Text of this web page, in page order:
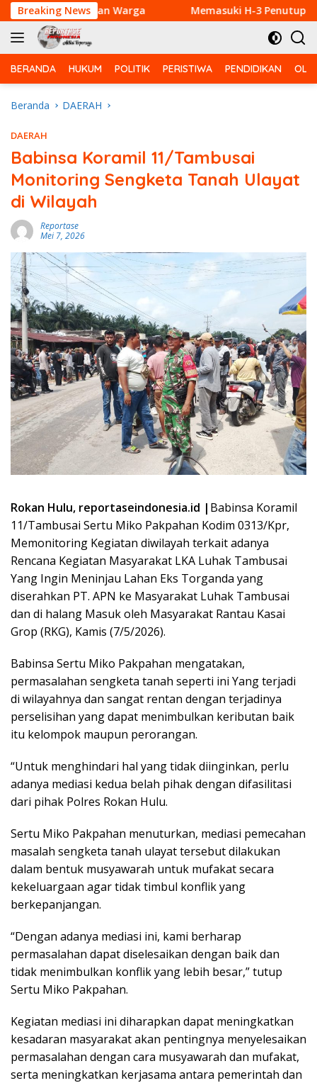
Langsung
ke
konten
Breaking News
dan Warga Memasuki H-3 Penutupan, Satgas
BERANDA HUKUM POLITIK PERISTIWA PENDIDIKAN
Beranda DAERAH
DAERAH
Babinsa Koramil 11/Tambusai
Monitoring Sengketa Tanah Ulayat
di Wilayah
Reportase
Mei 7, 2026
Rokan Hulu, reportaseindonesia.id | Babinsa Koramil
11/Tambusai Sertu Miko Pakpahan Kodim 0313/Kpr,
Memonitoring Kegiatan diwilayah terkait adanya
Rencana Kegiatan Masyarakat LKA Luhak Tambusai
Yang Ingin Meninjau Lahan Eks Torganda yang
diserahkan PT. APN ke Masyarakat Luhak Tambusai
dan di halang Masuk oleh Masyarakat Rantau Kasai
Grop (RKG), Kamis (7/5/2026).
Babinsa Sertu Miko Pakpahan mengatakan,
permasalahan sengketa tanah seperti ini Yang terjadi
di wilayahnya dan sangat rentan dengan terjadinya
perselisihan yang dapat menimbulkan keributan baik
itu kelompok maupun perorangan.
“Untuk menghindari hal yang tidak diinginkan, perlu
adanya mediasi kedua belah pihak dengan difasilitasi
dari pihak Polres Rokan Hulu.
Sertu Miko Pakpahan menuturkan, mediasi pemecahan
masalah sengketa tanah ulayat tersebut dilakukan
dalam bentuk musyawarah untuk mufakat secara
kekeluargaan agar tidak timbul konflik yang
berkepanjangan.
“Dengan adanya mediasi ini, kami berharap
permasalahan dapat diselesaikan dengan baik dan
tidak menimbulkan konflik yang lebih besar,” tutup
Sertu Miko Pakpahan.
Kegiatan mediasi ini diharapkan dapat meningkatkan
kesadaran masyarakat akan pentingnya menyelesaikan
permasalahan dengan cara musyawarah dan mufakat,
serta meningkatkan kerjasama antara pemerintah dan